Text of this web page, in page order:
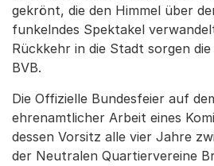
gekrönt, die den Himmel über
funkelndes Spektakel
Rückkehr in die Stadt sorgen
BVB.
Die Offizielle Bundesfeier auf
ehrenamtlicher Arbeit eines
dessen Vorsitz alle vier Jahre
der Neutralen Quartiervereine